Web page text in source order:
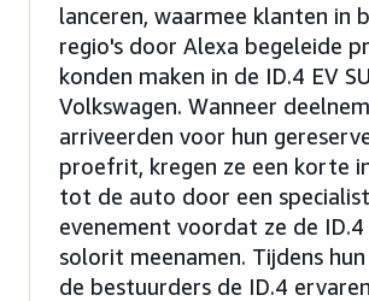
lanceren, waarmee klanten in
regio's door Alexa begeleide
konden maken in de ID.4 EV
Volkswagen. Wanneer
arriveerden voor hun
proefrit, kregen ze een korte
tot de auto door een
evenement voordat ze de
solorit meenamen. Tijdens
de bestuurders de ID.4